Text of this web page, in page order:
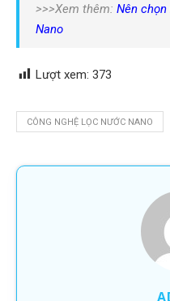
>>>Xem thêm: Nên
Nano
Lượt xem: 373
CÔNG NGHỆ LỌC NƯỚC NANO